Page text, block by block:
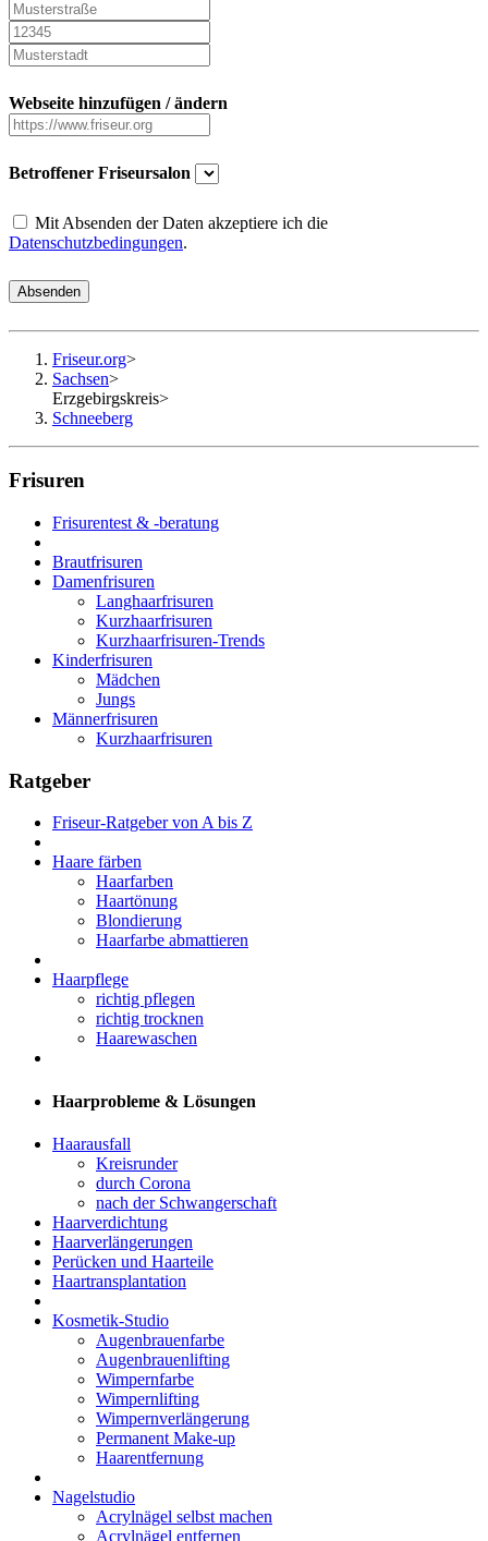
Webseite hinzufügen / ändern
Betroffener Friseursalon
Mit Absenden der Daten akzeptiere ich die
Datenschutzbedingungen.
Absenden
Friseur.org>
Sachsen>
Erzgebirgskreis>
Schneeberg
Frisuren
Frisurentest & -beratung
Brautfrisuren
Damenfrisuren
Langhaarfrisuren
Kurzhaarfrisuren
Kurzhaarfrisuren-Trends
Kinderfrisuren
Mädchen
Jungs
Männerfrisuren
Kurzhaarfrisuren
Ratgeber
Friseur-Ratgeber von A bis Z
Haare färben
Haarfarben
Haartönung
Blondierung
Haarfarbe abmattieren
Haarpflege
richtig pflegen
richtig trocknen
Haarewaschen
Haarprobleme & Lösungen
Haarausfall
Kreisrunder
durch Corona
nach der Schwangerschaft
Haarverdichtung
Haarverlängerungen
Perücken und Haarteile
Haartransplantation
Kosmetik-Studio
Augenbrauenfarbe
Augenbrauenlifting
Wimpernfarbe
Wimpernlifting
Wimpernverlängerung
Permanent Make-up
Haarentfernung
Nagelstudio
Acrylnägel selbst machen
Acrylnägel entfernen